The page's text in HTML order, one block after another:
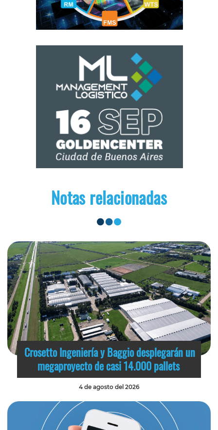
Notas relacionadas
Crosetto Ingeniería y Baggio desplegarán un
megaproyecto de casi 14.000 pallets
4 de agosto del 2026